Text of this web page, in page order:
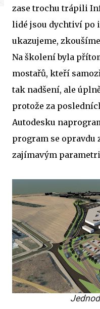
zase trochu trápili
lidé jsou dychtiví po
ukazujeme,
Na školení byla
mostařů, kteří
tak nadšení, ale
protože za
Autodesku
program se opravdu
zajímavým